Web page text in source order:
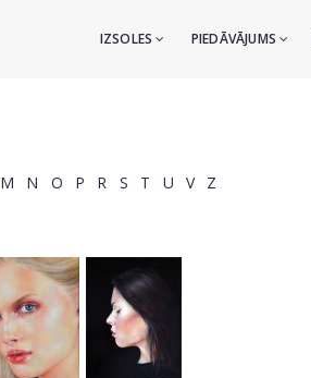
IZSOLES PIEDĀVĀJUMS
M N O P R S T U V Z